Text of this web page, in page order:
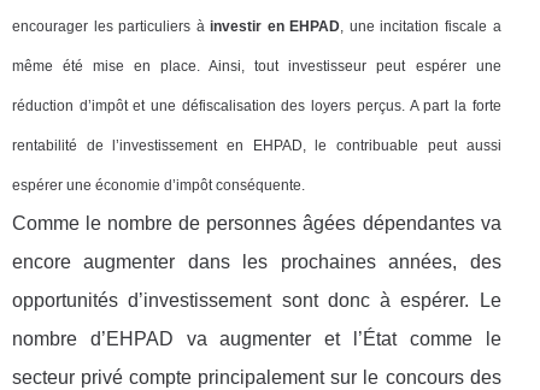
encourager les particuliers àinvestir en EHPAD, une incitation fiscale a
même été mise en place. Ainsi, tout investisseur peut espérer une
réduction d’impôt et une défiscalisation des loyers perçus. A part la forte
rentabilité de l’investissement en EHPAD, le contribuable peut aussi
espérer une économie d’impôt conséquente.
Comme le nombre de personnes âgées dépendantes va
encore augmenter dans les prochaines années, des
opportunités d’investissement sont donc à espérer. Le
nombre d’EHPAD va augmenter et l’État comme le
secteur privé compte principalement sur le concours des